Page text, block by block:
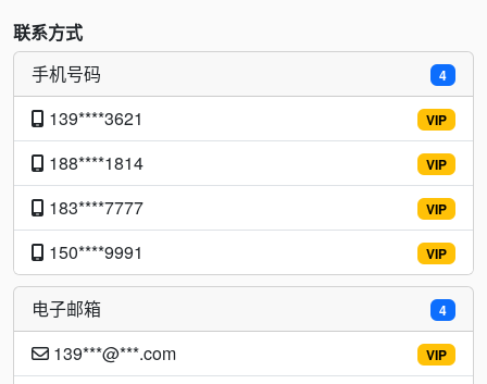
联系方式
4
手机号码
VIP
139****3621
VIP
188****1814
VIP
183****7777
VIP
150****9991
4
电子邮箱
VIP
139***@***.com